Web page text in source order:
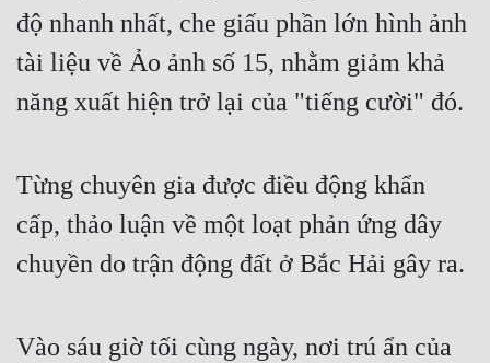
độ nhanh nhất, che giấu phần lớn hình ảnh
tài liệu về Ảo ảnh số 15, nhằm giảm khả
năng xuất hiện trở lại của "tiếng cười" đó.
Từng chuyên gia được điều động khẩn
cấp, thảo luận về một loạt phản ứng dây
chuyền do trận động đất ở Bắc Hải gây ra.
Vào sáu giờ tối cùng ngày, nơi trú ẩn của